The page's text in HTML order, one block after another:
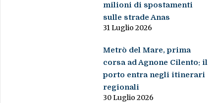
milioni di spostamenti
sulle strade Anas
31 Luglio 2026
Metrò del Mare, prima
corsa ad Agnone Cilento: il
porto entra negli itinerari
regionali
30 Luglio 2026